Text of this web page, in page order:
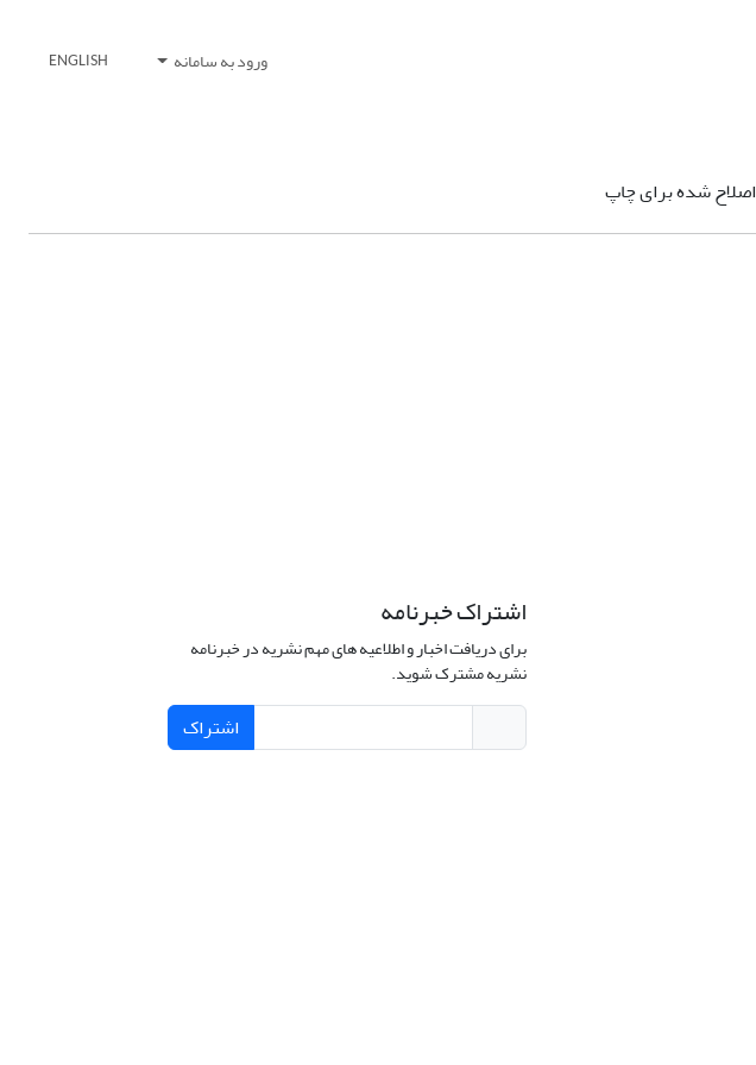
ورود به سامانه ENGLISH
اصلاح شده برای چاپ
اشتراک خبرنامه
برای دریافت اخبار و اطلاعیه های مهم نشریه در خبرنامه
نشریه مشترک شوید.
اشتراک